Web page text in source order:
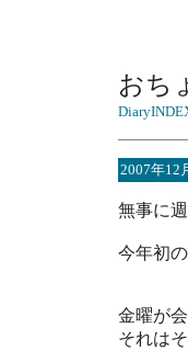
おち
2007年12
無事に
今年初
金曜が
それは